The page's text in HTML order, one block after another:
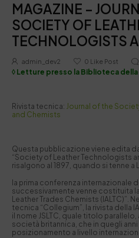
MAGAZINE –
SOCIETY OF
TECHNOLOGISTS
admin_dev2 0 Like Post
◊ Letture presso la Biblioteca della
Rivista tecnica: Journal of the
and Chemists
Questa pubblicazione viene edita
“Society of Leather Technologists
risalgono al 1897, quando si tenne a
la prima conferenza internazionale
successivamente venne costituita
Leather Trades Chemists (IALTC)”.
tecnica “Collegium”, la rivista della
il nome JSLTC, quale titolo
società britannica, che in quegli
posizionamento a livello